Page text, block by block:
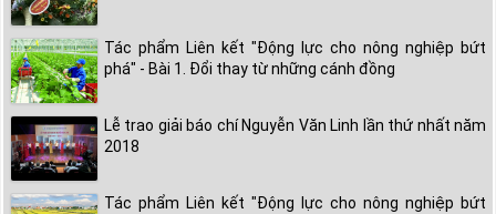
Tác phẩm Liên kết "Động lực cho nông nghiệp bứt
phá" - Bài 1. Đổi thay từ những cánh đồng
Lễ trao giải báo chí Nguyễn Văn Linh lần thứ nhất năm
2018
Tác phẩm Liên kết "Động lực cho nông nghiệp bứt